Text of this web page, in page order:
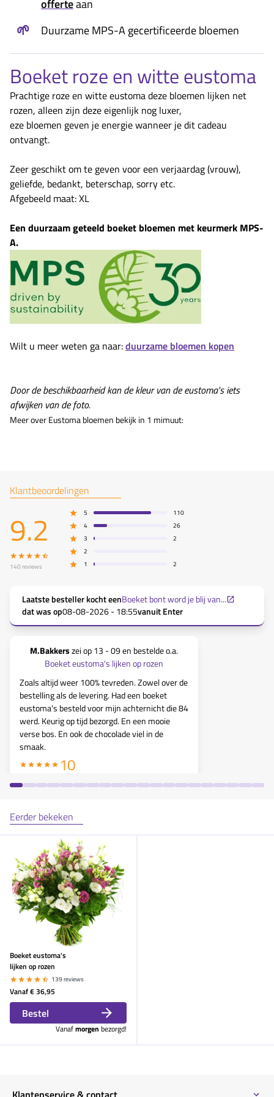
offerteaan
🌱 Duurzame MPS-A gecertificeerde bloemen
Boeket roze en witte eustoma
Prachtige roze en witte eustoma deze bloemen lijken net
rozen, alleen zijn deze eigenlijk nog luxer,
eze bloemen geven je energie wanneer je dit cadeau
ontvangt.
Zeer geschikt om te geven voor een verjaardag (vrouw),
geliefde, bedankt, beterschap, sorry etc.
Afgebeeld maat: XL
Een duurzaam geteeld boeket bloemen met keurmerk MPS-
A.
Wilt u meer weten ga naar:duurzame bloemen kopen
Door de beschikbaarheid kan de kleur van de eustoma's iets
afwijken van de foto.
Meer over Eustoma bloemen bekijk in 1 mimuut:
Klantbeoordelingen
9.2
140 reviews
5
110
4
26
3
2
2
1
2
Laatste besteller kocht eenBoeket bont word je blij van...
dat was op08-08-2026 - 18:55vanuitEnter
M.Bakkerszei op13 - 09en bestelde o.a.
Boeket eustoma's lijken op rozen
Zoals altijd weer 100% tevreden. Zowel over de
bestelling als de levering. Had een boeket
eustoma's besteld voor mijn achternicht die 84
werd. Keurig op tijd bezorgd. En een mooie
verse bos. En ook de chocolade viel in de
smaak.
10
Eerder bekeken
Boeket eustoma's
lijken op rozen
139 reviews
Vanaf€ 36,95
Bestel
Vanafmorgen bezorgd!